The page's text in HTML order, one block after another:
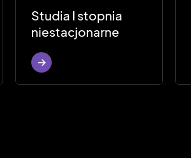
Studia I stopnia
niestacjonarne